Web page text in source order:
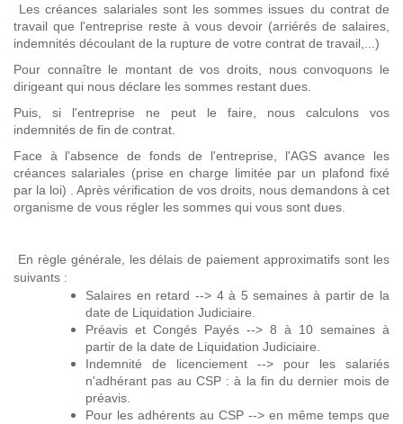
Les créances salariales sont les sommes issues du contrat de
travail que l'entreprise reste à vous devoir (arriérés de salaires,
indemnités découlant de la rupture de votre contrat de travail,...)
Pour connaître le montant de vos droits, nous convoquons le
dirigeant qui nous déclare les sommes restant dues.
Puis, si l'entreprise ne peut le faire, nous calculons vos
indemnités de fin de contrat.
Face à l'absence de fonds de l'entreprise, l'AGS avance les
créances salariales (prise en charge limitée par un plafond fixé
par la loi) . Après vérification de vos droits, nous demandons à cet
organisme de vous régler les sommes qui vous sont dues.
En règle générale, les délais de paiement approximatifs sont les
suivants :
Salaires en retard --> 4 à 5 semaines à partir de la
date de Liquidation Judiciaire.
Préavis et Congés Payés --> 8 à 10 semaines à
partir de la date de Liquidation Judiciaire.
Indemnité de licenciement --> pour les salariés
n'adhérant pas au CSP : à la fin du dernier mois de
préavis.
Pour les adhérents au CSP --> en même temps que